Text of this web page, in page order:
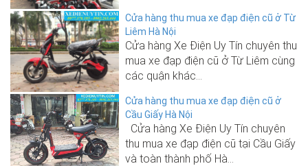
Cửa hàng thu mua xe đạp điện cũ ở Từ
Liêm Hà Nội
Cửa hàng Xe Điện Uy Tín chuyên thu
mua xe đạp điện cũ ở Từ Liêm cùng
các quận khác...
Cửa hàng thu mua xe đạp điện cũ ở
Cầu Giấy Hà Nội
Cửa hàng Xe Điện Uy Tín chuyên
thu mua xe đạp điện cũ tại Cầu Giấy
và toàn thành phố Hà...